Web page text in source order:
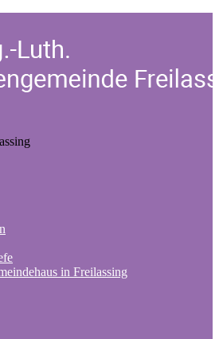
in Freilassing